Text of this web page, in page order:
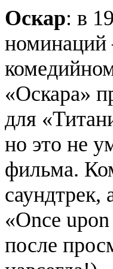
Оскар: в
номинаций
«Оскара»
для
но это не
фильма.
саундтрек,
«Once
после